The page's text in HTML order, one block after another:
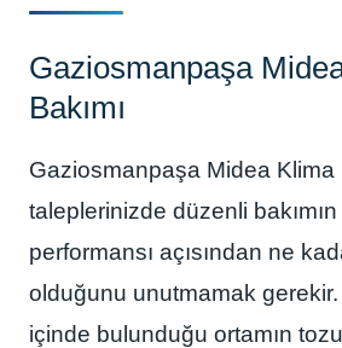
Gaziosmanpaşa
Bakımı
Gaziosmanpaşa Midea Klima
taleplerinizde düzenli
performansı açısından ne
olduğunu unutmamak
içinde bulunduğu ortamın